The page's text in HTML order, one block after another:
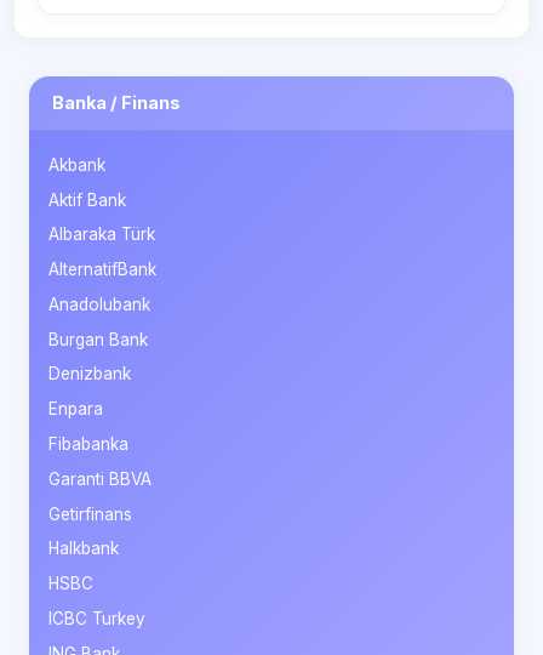
Banka / Finans
Akbank
Aktif Bank
Albaraka Türk
AlternatifBank
Anadolubank
Burgan Bank
Denizbank
Enpara
Fibabanka
Garanti BBVA
Getirfinans
Halkbank
HSBC
ICBC Turkey